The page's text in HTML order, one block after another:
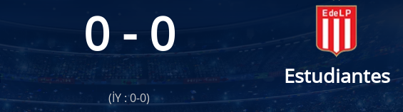
0 - 0
Estudiantes
(İY : 0-0)